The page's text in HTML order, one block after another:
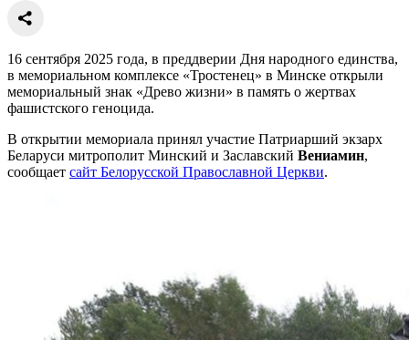
16 сентября 2025 года, в преддверии Дня народного единства,
в мемориальном комплексе «Тростенец» в Минске открыли
мемориальный знак «Древо жизни» в память о жертвах
фашистского геноцида.
В открытии мемориала принял участие Патриарший экзарх
Беларуси митрополит Минский и Заславский Вениамин,
сообщает сайт Белорусской Православной Церкви.